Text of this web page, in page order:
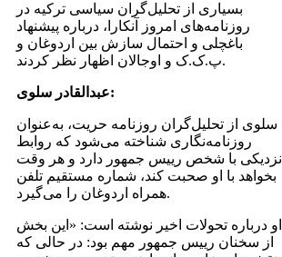
بسیاری از تحلیل‌گران سیاسی ترکیه در
روزنامه‌های امروز آنکارا، درباره پیشنهاد
باغچلی و احتمال سازش بین اردوغان و
پ.ک.ک و اوجالان اظهار نظر کردند.
عبدالقادر سلوی:
سلوی از تحلیل‌گران روزنامه حریت، به‌عنوان
روزنامه‌نگاری شناخته می‌شود که روابط
نزدیکی با شخص رییس جمهور دارد و هر وقت
بخواهد با او صحبت کند، شماره مستقیم تلفن
همراه اردوغان را می‌گیرد.
او درباره تحولات اخیر نوشته است: «این بخش
از سخنان رییس جمهور مهم بود: در حالی که